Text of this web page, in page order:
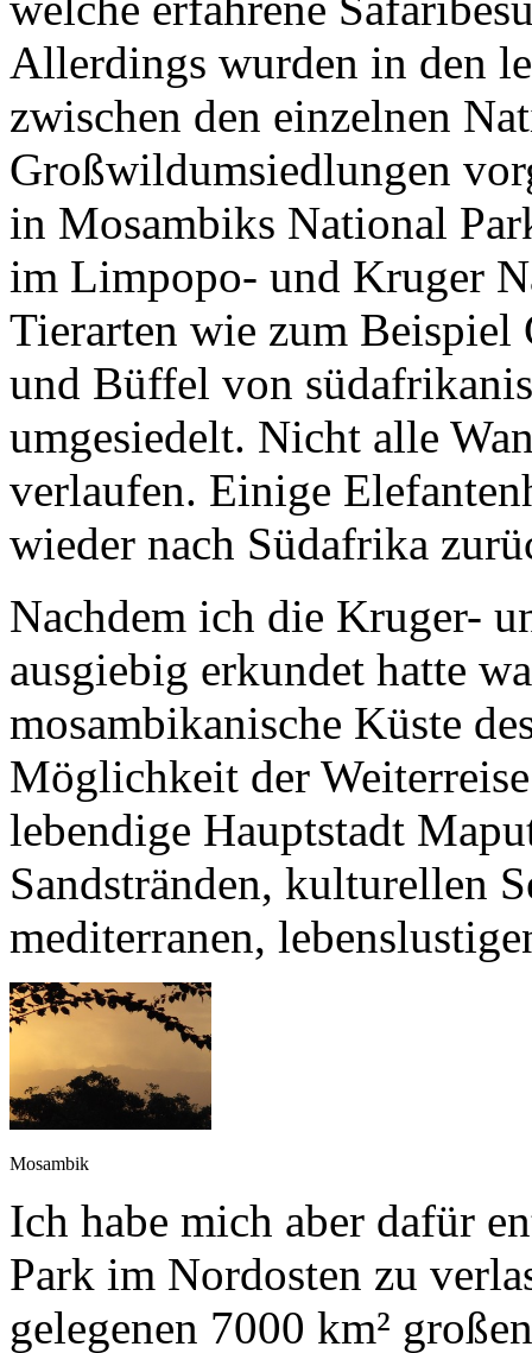
Allerdings wurden in den
zwischen den einzelnen
Großwildumsiedlungen
in Mosambiks National
im Limpopo- und Kruger
Tierarten wie zum Beispiel
und Büffel von
umgesiedelt. Nicht alle
verlaufen. Einige
wieder nach Südafrika
Nachdem ich die Kruger-
ausgiebig erkundet hatte
mosambikanische Küste
Möglichkeit der
lebendige Hauptstadt
Sandstränden, kulturellen
mediterranen,
Mosambik
Ich habe mich aber dafür
Park im Nordosten zu
gelegenen 7000 km²